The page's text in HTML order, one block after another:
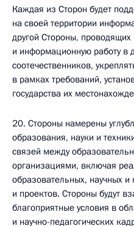
Каждая из Сторон будет
на своей территории
другой Стороны, проводящих
и информационную работу в
соотечественников,
в рамках требований,
государства их
20. Стороны намерены
образования, науки и
связей между
организациями, включая
образовательных, научных и
и проектов. Стороны будут
благоприятные условия в
и научно-педагогических